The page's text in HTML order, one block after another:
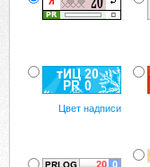
Цвет надписи